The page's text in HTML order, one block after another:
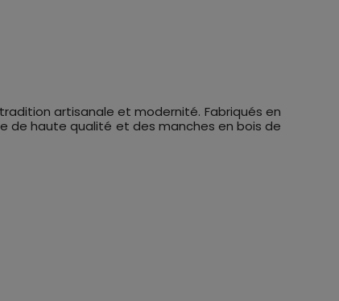
artisanale et modernité. Fabriqués en
de haute qualité et des manches en bois de